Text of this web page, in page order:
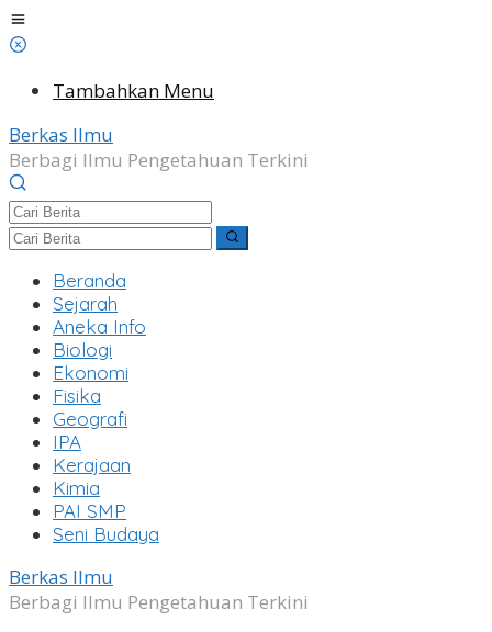
Lewati
ke
Tambahkan Menu
Berkas Ilmu
Berbagi Ilmu Pengetahuan Terkini
Beranda
Sejarah
Aneka Info
Biologi
Ekonomi
Fisika
Geografi
IPA
Kerajaan
Kimia
PAI SMP
Seni Budaya
Berkas Ilmu
Berbagi Ilmu Pengetahuan Terkini